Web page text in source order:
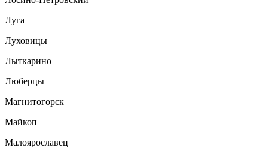
Луга
Луховицы
Лыткарино
Люберцы
Магнитогорск
Майкоп
Малоярославец